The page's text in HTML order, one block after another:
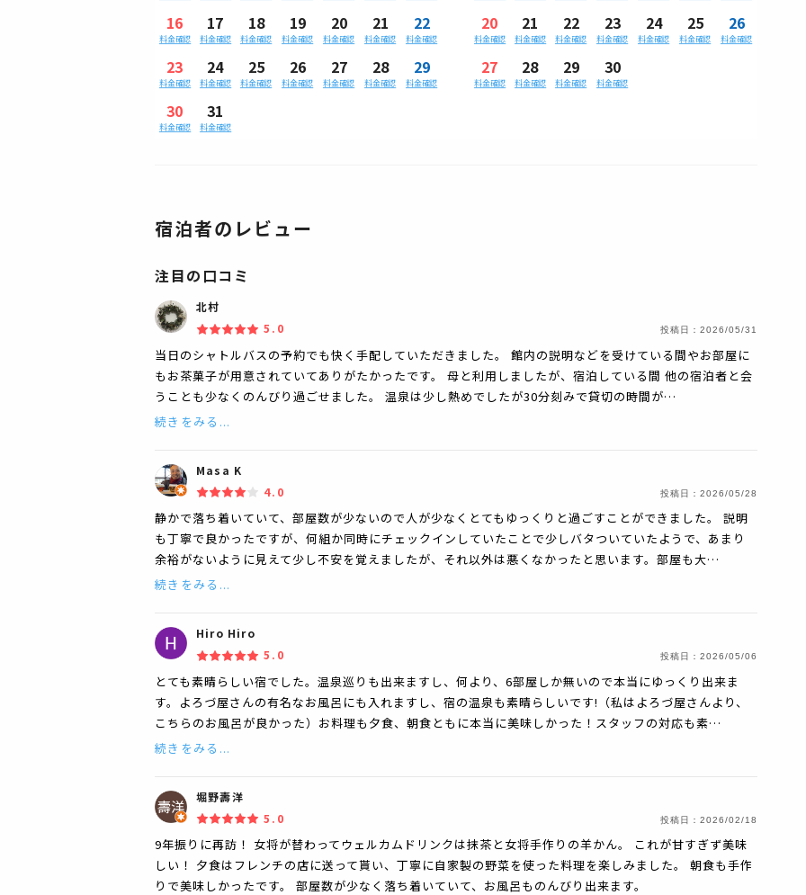
16
料金確認
17
料金確認
18
料金確認
19
料金確認
20
料金確認
21
料金確認
22
料金確認
23
料金確認
24
料金確認
25
料金確認
26
料金確認
27
料金確認
28
料金確認
29
料金確認
30
料金確認
31
料金確認
20
料金確認
21
料金確認
22
料金確認
23
料金確認
24
料金確認
25
料金確認
26
料金確認
27
料金確認
28
料金確認
29
料金確認
30
料金確認
宿泊者のレビュー
注目の口コミ
北村
5.0
投稿日： 2026/05/31
当日のシャトルバスの予約でも快く手配していただきました。 館内の説明などを受けている間やお部屋に
もお茶菓子が用意されていてありがたかったです。 母と利用しましたが、宿泊している間 他の宿泊者と会
うことも少なくのんびり過ごせました。 温泉は少し熱めでしたが30分刻みで貸切の時間が…
続きをみる...
Masa K
4.0
投稿日： 2026/05/28
静かで落ち着いていて、部屋数が少ないので人が少なくとてもゆっくりと過ごすことができました。 説明
も丁寧で良かったですが、何組か同時にチェックインしていたことで少しバタついていたようで、あまり
余裕がないように見えて少し不安を覚えましたが、それ以外は悪くなかったと思います。部屋も大…
続きをみる...
Hiro Hiro
5.0
投稿日： 2026/05/06
とても素晴らしい宿でした。温泉巡りも出来ますし、何より、6部屋しか無いので本当にゆっくり出来ま
す。よろづ屋さんの有名なお風呂にも入れますし、宿の温泉も素晴らしいです!（私はよろづ屋さんより、
こちらのお風呂が良かった）お料理も夕食、朝食ともに本当に美味しかった！スタッフの対応も素…
続きをみる...
堀野壽洋
5.0
投稿日： 2026/02/18
9年振りに再訪！ 女将が替わってウェルカムドリンクは抹茶と女将手作りの羊かん。 これが甘すぎず美味
しい！ 夕食はフレンチの店に送って貰い、丁寧に自家製の野菜を使った料理を楽しみました。 朝食も手作
りで美味しかったです。 部屋数が少なく落ち着いていて、お風呂ものんびり出来ます。